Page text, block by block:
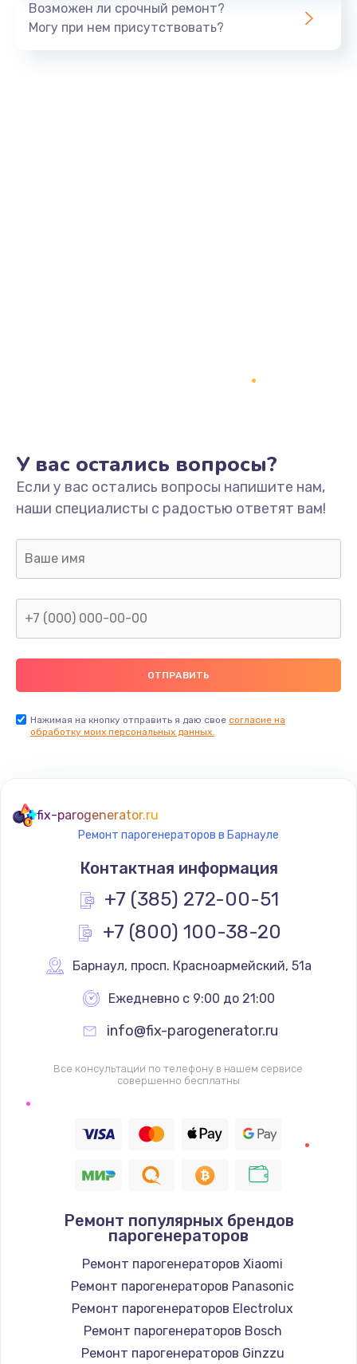
820 руб.
Ремонт кнопки
550 руб.
Заказать
370 руб.
Заказать
Замена датчиков
580 руб.
Заказать
Комплексная чистка
Замена дисплея (экрана)
Заказать
Ремонт платы электроники
1400 руб.
Заказать
2150 руб.
Заказать
1360 руб.
960 руб.
Заказать
Ремонт системы охлаждения
900 руб.
Заказать
Возможен ли срочный ремонт?
Могу при нем присутствовать?
У вас остались вопросы?
Если у вас остались вопросы напишите нам,
наши специалисты с радостью ответят вам!
Нажимая на кнопку отправить я даю свое согласие на
обработку моих персональных данных.
fix-parogenerator.ru
Ремонт парогенераторов в Барнауле
Контактная информация
+7 (385) 272-00-51
+7 (800) 100-38-20
Барнаул, просп. Красноармейский, 51а
Ежедневно с 9:00 до 21:00
info@fix-parogenerator.ru
Все консультации по телефону в нашем сервисе
совершенно бесплатны
Ремонт популярных брендов
парогенераторов
Ремонт парогенераторов Xiaomi
Ремонт парогенераторов Panasonic
Ремонт парогенераторов Electrolux
Ремонт парогенераторов Bosch
Ремонт парогенераторов Ginzzu